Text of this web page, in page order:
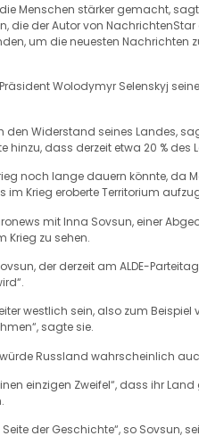
Menschen stärker gemacht,
die der Autor von
um die neuesten Nachrichten
Wolodymyr Selenskyj
den Widerstand seines Landes,
hinzu, dass derzeit etwa 20 %
noch lange dauern könnte, da
Krieg eroberte Territorium
mit Inna Sovsun, einer
Krieg zu sehen.
der derzeit am ALDE-
westlich sein, also zum
sagte sie.
Russland wahrscheinlich
einzigen Zweifel“, dass ihr
der Geschichte“, so Sovsun,